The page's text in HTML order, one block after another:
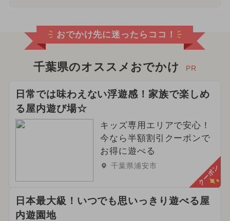
おでかけ先に迷ったらココ！
千葉県のオススメおでかけ PR
日常では味わえない浮遊感！家族で楽しめ
る屋内遊び場☆
キッズ専用エリアで安心！
今なら半額割引クーポンで
お得に遊べる
千葉県浦安市 クーポン
日本最大級！いつでも思いっきり遊べる屋
内遊園地